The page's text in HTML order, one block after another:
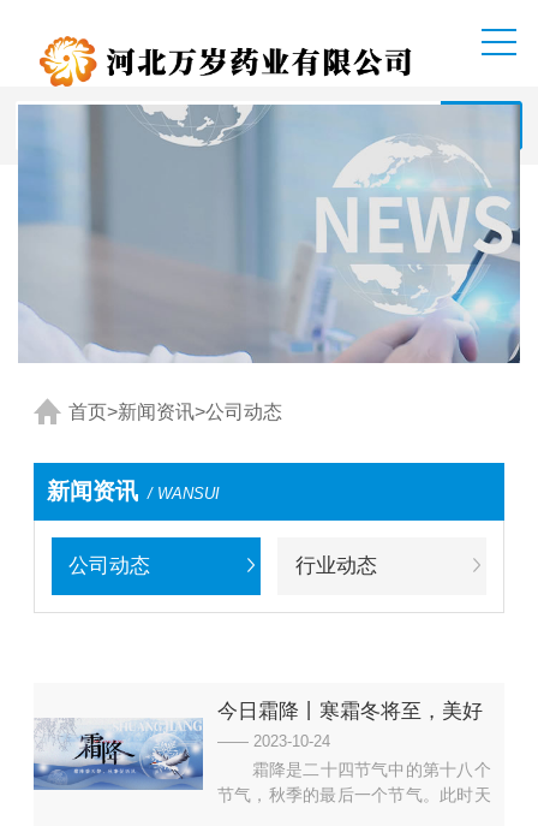
首页>新闻资讯>公司动态
新闻资讯 / WANSUI
公司动态 行业动态
今日霜降丨寒霜冬将至，美好
正当时！
—— 2023-10-24
霜降是二十四节气中的第十八个
节气，秋季的最后一个节气。此时天